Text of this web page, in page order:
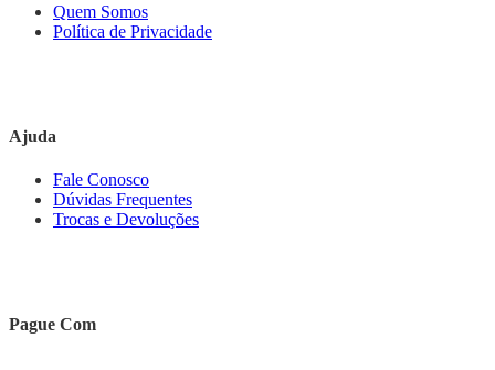
Quem Somos
Política de Privacidade
Ajuda
Fale Conosco
Dúvidas Frequentes
Trocas e Devoluções
Pague Com